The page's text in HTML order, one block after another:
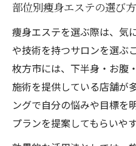
エステ各店のトレ
サエラやパトラ
ザビューティー
くずはで選ぶ最
下半身痩せに痩身エ
太もも・お尻集
リンパテックでむ
部位別痩身エステの選び
痩身エステを選ぶ際は、気
や技術を持つサロンを選ぶ
枚方市には、下半身・お腹
施術を提供している店舗が
ングで自分の悩みや目標を
プランを提案してもらいや